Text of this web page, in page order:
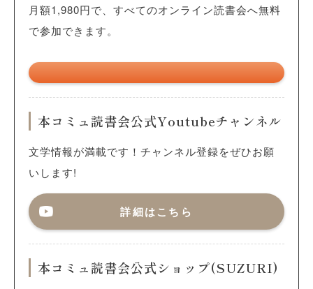
月額1,980円で、すべてのオンライン読書会へ無料
で参加できます。
本コミュ読書会公式Youtubeチャンネル
文学情報が満載です！チャンネル登録をぜひお願
いします!
詳細はこちら
本コミュ読書会公式ショップ(SUZURI)